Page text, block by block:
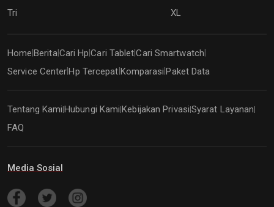
Tri
XL
Home BeritaCari Hp |Cari Tablet|Cari Smartwatch
Service Center|Hp Tercepat Komparasi |Paket Data
Tentang Kami|Hubungi Kami|Kebijakan Privasi|Syarat Layanan|
FAQ
Media Sosial